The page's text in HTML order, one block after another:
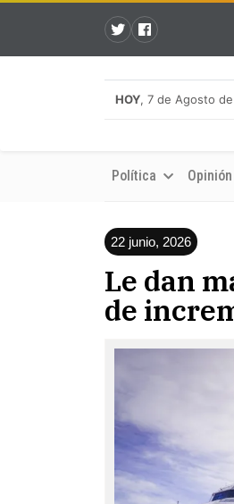
HOY, 7 de Agosto
Política Opinión
22 junio, 2026
Le dan
de